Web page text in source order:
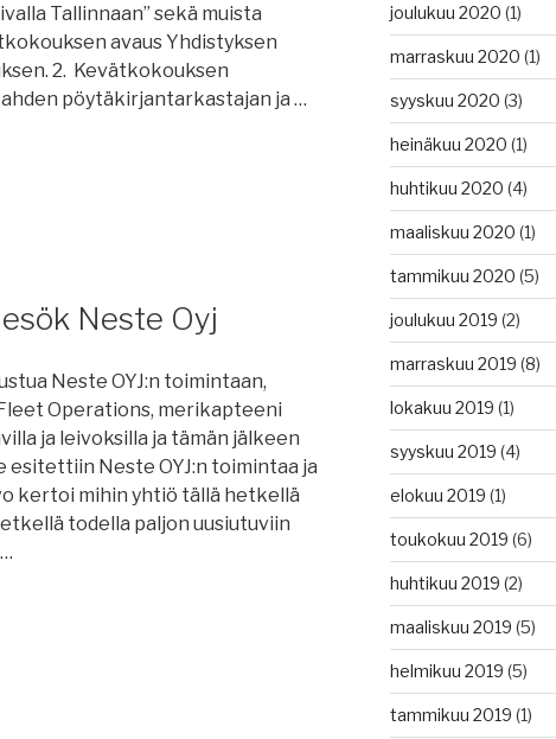
Tallinnaan” sekä muista
avaus Yhdistyksen
2. Kevätkokouksen
pöytäkirjantarkastajan ja …
Neste Oyj
Neste OYJ:n toimintaan,
Operations, merikapteeni
ja leivoksilla ja tämän jälkeen
Neste OYJ:n toimintaa ja
kertoi mihin yhtiö tällä hetkellä
todella paljon uusiutuviin
joulukuu 2020 (1)
marraskuu 2020 (1)
syyskuu 2020 (3)
heinäkuu 2020 (1)
huhtikuu 2020 (4)
maaliskuu 2020 (1)
tammikuu 2020 (5)
joulukuu 2019 (2)
marraskuu 2019 (8)
lokakuu 2019 (1)
syyskuu 2019 (4)
elokuu 2019 (1)
toukokuu 2019 (6)
huhtikuu 2019 (2)
maaliskuu 2019 (5)
helmikuu 2019 (5)
tammikuu 2019 (1)